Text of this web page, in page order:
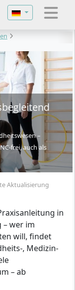
Sprache
–
frei, auch als
Aktualisierung
in
wer im
will, findet
, Medizin-
– ab